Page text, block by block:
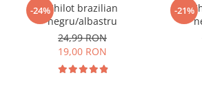
-24%Chilot brazilian
negru/albastru
24,99 RON
19,00 RON
-21%